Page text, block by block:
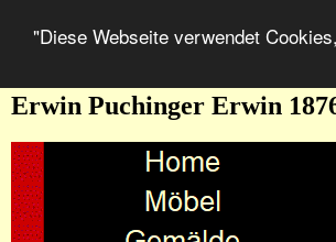
"Diese Webseite verwendet
Erwin Puchinger Erwin